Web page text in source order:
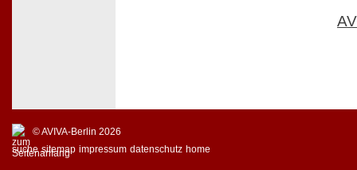
© AVIVA-Berlin 2026
suche sitemap impressum datenschutz home